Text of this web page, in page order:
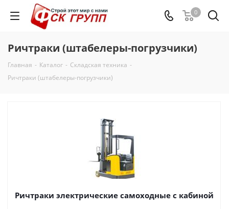
0
Ричтраки (штабелеры-погрузчики)
Главная - Каталог - Складская техника -
Ричтраки (штабелеры-погрузчики)
Ричтраки электрические самоходные с кабиной